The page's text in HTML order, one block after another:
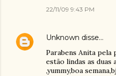
22/11/09 9:43 PM
Unknown disse…
Parabens Anita
estão lindas as duas
,yummy,boa